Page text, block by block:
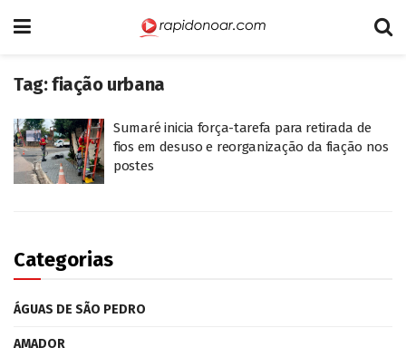
Tag:fiação urbana
Sumaré inicia força-tarefa para retirada de
fios em desuso e reorganização da fiação nos
postes
Categorias
ÁGUAS DE SÃO PEDRO
AMADOR